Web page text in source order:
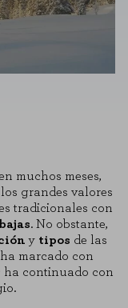
muchos meses,
grandes valores
tradicionales con
. No obstante,
y tipos de las
ha marcado con
ha continuado con